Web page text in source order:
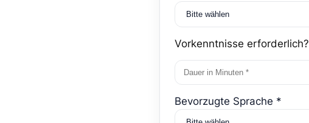
Vorkenntnisse erforderlich?
Bevorzugte Sprache *